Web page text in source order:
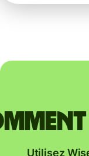
Utilisez